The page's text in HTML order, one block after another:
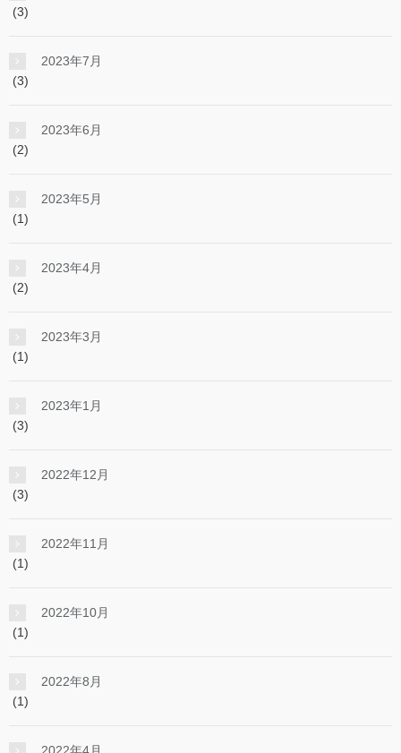
(3)
2023年7月
(3)
2023年6月
(2)
2023年5月
(1)
2023年4月
(2)
2023年3月
(1)
2023年1月
(3)
2022年12月
(3)
2022年11月
(1)
2022年10月
(1)
2022年8月
(1)